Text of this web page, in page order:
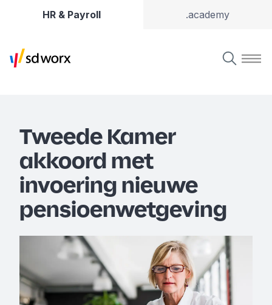
HR & Payroll .academy
Tweede Kamer
akkoord met
invoering nieuwe
pensioenwetgeving